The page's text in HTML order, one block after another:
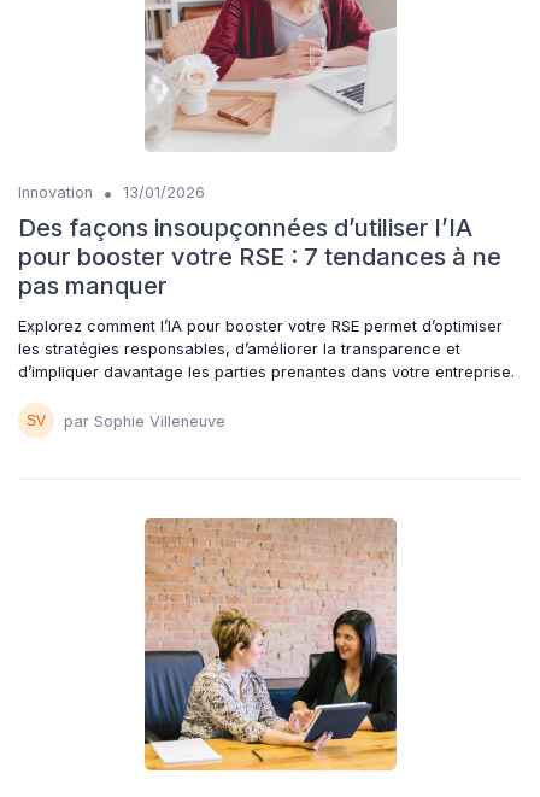
Innovation • 13/01/2026
Des façons insoupçonnées d’utiliser l’IA
pour booster votre RSE : 7 tendances à ne
pas manquer
Explorez comment l’IA pour booster votre RSE permet d’optimiser
les stratégies responsables, d’améliorer la transparence et
d’impliquer davantage les parties prenantes dans votre entreprise.
par Sophie Villeneuve